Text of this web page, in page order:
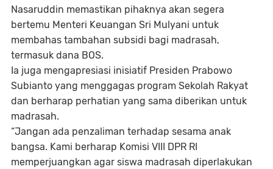
Nasaruddin memastikan pihaknya akan segera
bertemu Menteri Keuangan Sri Mulyani untuk
membahas tambahan subsidi bagi madrasah,
termasuk dana BOS.
Ia juga mengapresiasi inisiatif Presiden Prabowo
Subianto yang menggagas program Sekolah Rakyat
dan berharap perhatian yang sama diberikan untuk
madrasah.
“Jangan ada penzaliman terhadap sesama anak
bangsa. Kami berharap Komisi VIII DPR RI
memperjuangkan agar siswa madrasah diperlakukan